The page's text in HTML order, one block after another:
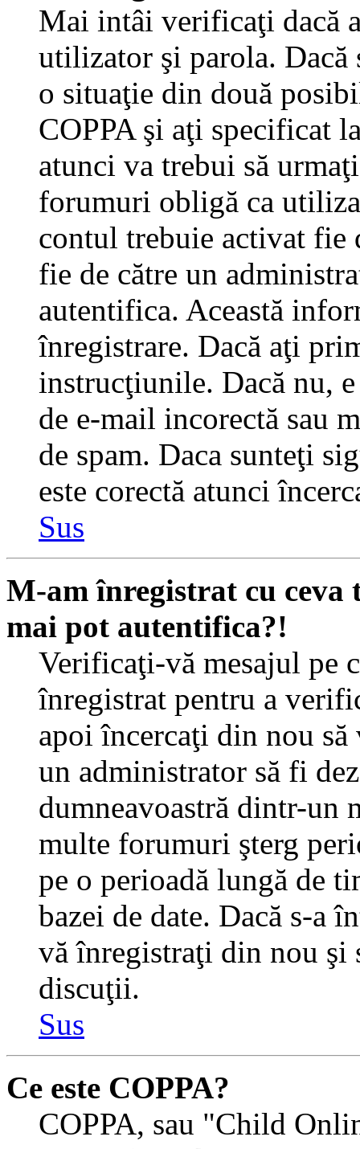
Mai intâi verificaţi dacă
utilizator şi parola. Dacă
o situaţie din două
COPPA şi aţi specificat
atunci va trebui să
forumuri obligă ca
contul trebuie activat fie
fie de către un
autentifica. Această
înregistrare. Dacă aţi
instrucţiunile. Dacă nu,
de e-mail incorectă sau
de spam. Daca sunteţi
este corectă atunci
Sus
M-am înregistrat cu
mai pot autentifica?!
Verificaţi-vă mesajul pe
înregistrat pentru a
apoi încercaţi din nou
un administrator să fi
dumneavoastră dintr-un
multe forumuri şterg
pe o perioadă lungă de
bazei de date. Dacă s-a
vă înregistraţi din nou
discuţii.
Sus
Ce este COPPA?
COPPA, sau "Child